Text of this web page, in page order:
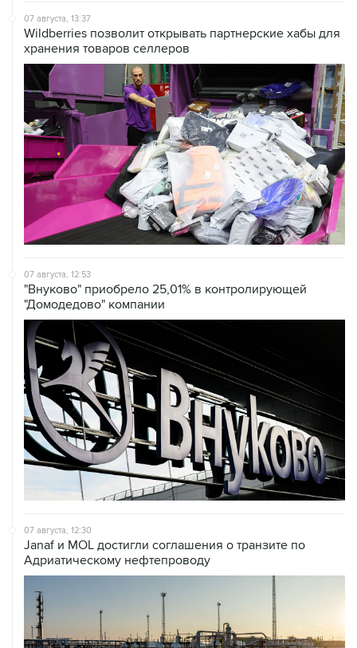
07 августа, 13:37
Wildberries позволит открывать партнерские хабы для
хранения товаров селлеров
07 августа, 12:53
"Внуково" приобрело 25,01% в контролирующей
"Домодедово" компании
07 августа, 12:30
Janaf и MOL достигли соглашения о транзите по
Адриатическому нефтепроводу